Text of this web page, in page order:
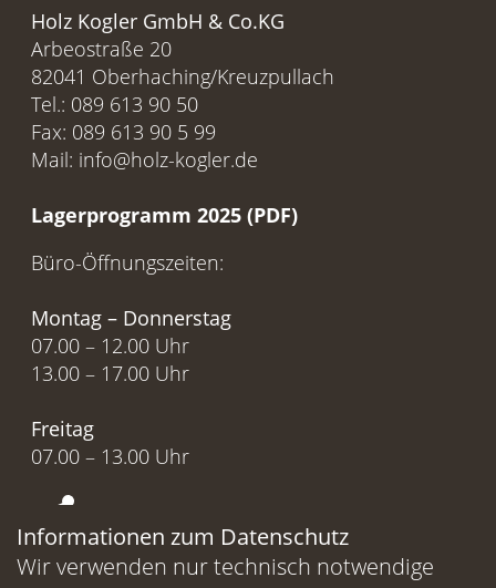
Informationen zum Datenschutz
Wir verwenden nur technisch notwendige
Holz Kogler GmbH & Co.KG
Arbeostraße 20
82041 Oberhaching/Kreuzpullach
Tel.: 089 613 90 50
Fax: 089 613 90 5 99
Mail: info@holz-kogler.de
Lagerprogramm 2025 (PDF)
Büro-Öffnungszeiten:
Montag – Donnerstag
07.00 – 12.00 Uhr
13.00 – 17.00 Uhr
Freitag
07.00 – 13.00 Uhr
Besuchen Sie uns auf